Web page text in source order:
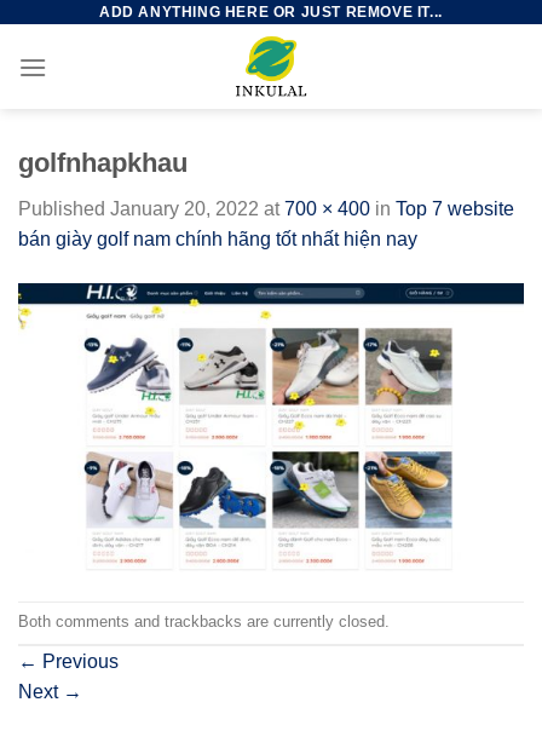
content
ADD ANYTHING HERE OR JUST REMOVE IT...
golfnhapkhau
Published January 20, 2022 at700 × 400 in Top 7 website
bán giày golf nam chính hãng tốt nhất hiện nay
Both comments and trackbacks are currently closed.
← Previous
Next →